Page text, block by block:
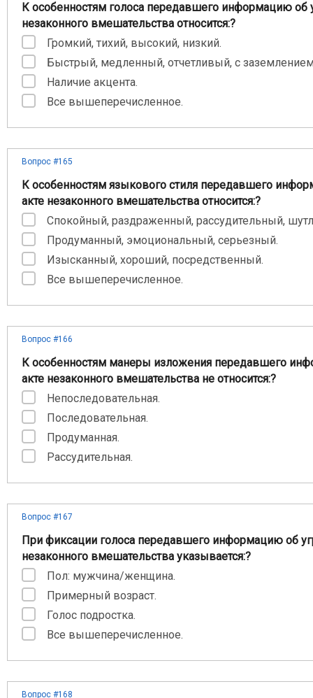
К особенностям голоса передавшего информацию об
незаконного вмешательства относится:?
Громкий, тихий, высокий, низкий.
Быстрый, медленный, отчетливый, с
Наличие акцента.
Все вышеперечисленное.
Вопрос #165
К особенностям языкового стиля передавшего
акте незаконного вмешательства относится:?
Спокойный, раздраженный, рассудительный,
Продуманный, эмоциональный, серьезный.
Изысканный, хороший, посредственный.
Все вышеперечисленное.
Вопрос #166
К особенностям манеры изложения передавшего
акте незаконного вмешательства не относится:?
Непоследовательная.
Последовательная.
Продуманная.
Рассудительная.
Вопрос #167
При фиксации голоса передавшего информацию об
незаконного вмешательства указывается:?
Пол: мужчина/женщина.
Примерный возраст.
Голос подростка.
Все вышеперечисленное.
Вопрос #168